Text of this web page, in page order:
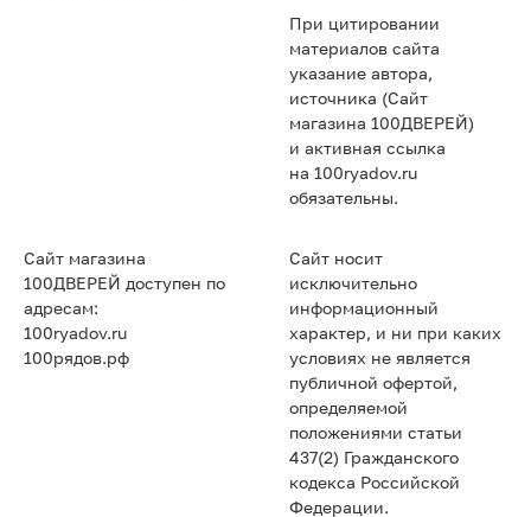
При цитировании
материалов сайта
указание автора,
источника (Сайт
магазина 100ДВЕРЕЙ)
и активная ссылка
на 100ryadov.ru
обязательны.
Сайт магазина
100ДВЕРЕЙ доступен по
адресам:
100ryadov.ru
100рядов.рф
Сайт носит
исключительно
информационный
характер, и ни при каких
условиях не является
публичной офертой,
определяемой
положениями статьи
437(2) Гражданского
кодекса Российской
Федерации.